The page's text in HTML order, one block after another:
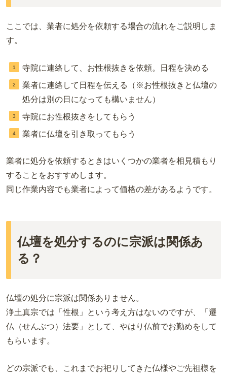
ここでは、業者に処分を依頼する場合の流れをご説明しま
す。
寺院に連絡して、お性根抜きを依頼。日程を決める
業者に連絡して日程を伝える（※お性根抜きと仏壇の
処分は別の日になっても構いません）
寺院にお性根抜きをしてもらう
業者に仏壇を引き取ってもらう
業者に処分を依頼するときはいくつかの業者を相見積もり
することをおすすめします。
同じ作業内容でも業者によって価格の差があるようです。
仏壇を処分するのに宗派は関係あ
る？
仏壇の処分に宗派は関係ありません。
浄土真宗では「性根」という考え方はないのですが、「遷
仏（せんぶつ）法要」として、やはり仏前でお勤めをして
もらいます。
どの宗派でも、これまでお祀りしてきた仏様やご先祖様を